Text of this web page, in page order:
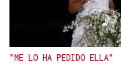
"ME LO HA PEDIDO ELLA"